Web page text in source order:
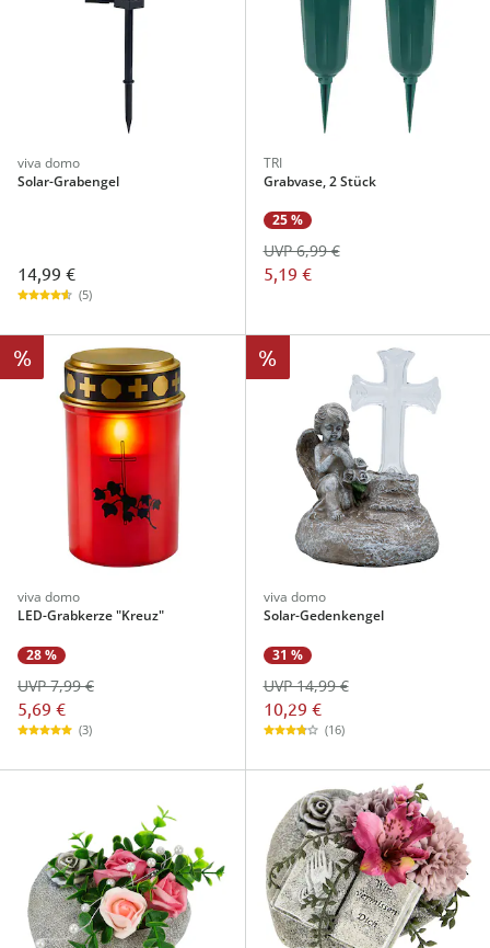
viva domo
Solar-Grabengel
14,99 €
(5)
TRI
Grabvase, 2 Stück
25 %
5,19 €
UVP 6,99 €
%
viva domo
LED-Grabkerze "Kreuz"
28 %
5,69 €
UVP 7,99 €
(3)
%
viva domo
Solar-Gedenkengel
31 %
10,29 €
UVP 14,99 €
(16)